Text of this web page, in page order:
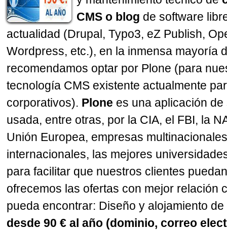
CMS o blog de software
actualidad (Drupal, Typo3, eZ Publish,
Wordpress, etc.), en la inmensa mayoría
recomendamos optar por Plone (para
tecnología CMS existente actualmente
corporativos). Plone es una aplicación
usada, entre otras, por la CIA, el FBI, la
Unión Europea, empresas
internacionales, las mejores
para facilitar que nuestros clientes
ofrecemos las ofertas con mejor relación
pueda encontrar: Diseño y alojamiento de
desde 90 € al año (dominio, correo